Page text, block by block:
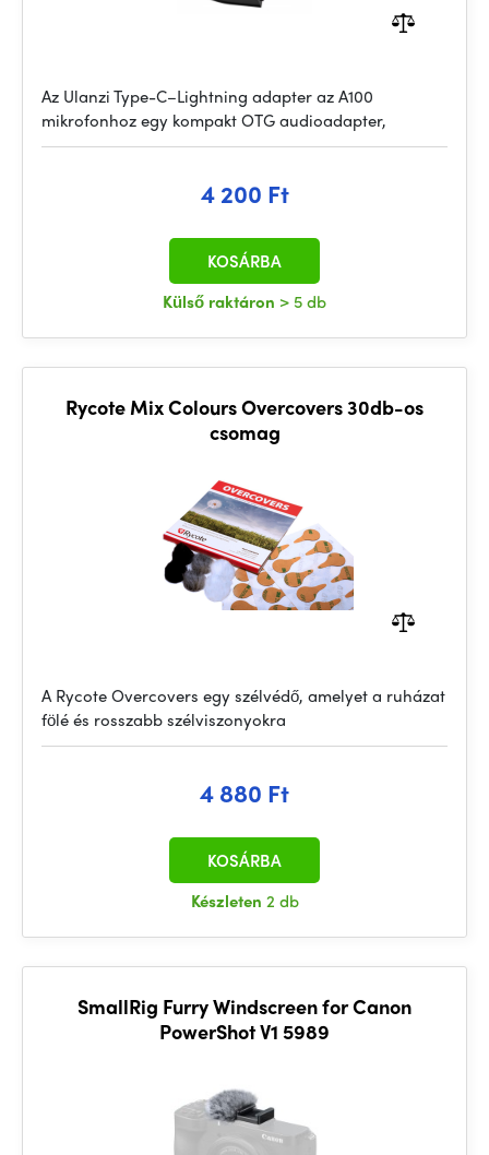
Az Ulanzi Type-C–Lightning adapter az A100
mikrofonhoz egy kompakt OTG audioadapter,
4 200 Ft
Külső raktáron > 5 db
KOSÁRBA
Rycote Mix Colours Overcovers 30db-os
csomag
A Rycote Overcovers egy szélvédő, amelyet a ruházat
fölé és rosszabb szélviszonyokra
4 880 Ft
Készleten 2 db
KOSÁRBA
SmallRig Furry Windscreen for Canon
PowerShot V1 5989